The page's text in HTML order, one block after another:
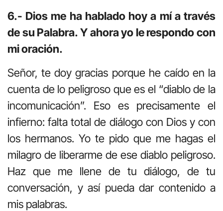
6.- Dios me ha hablado hoy a mí a través
de su Palabra. Y ahora yo le respondo con
mi oración.
Señor, te doy gracias porque he caído en la
cuenta de lo peligroso que es el “diablo de la
incomunicación”. Eso es precisamente el
infierno: falta total de diálogo con Dios y con
los hermanos. Yo te pido que me hagas el
milagro de liberarme de ese diablo peligroso.
Haz que me llene de tu diálogo, de tu
conversación, y así pueda dar contenido a
mis palabras.